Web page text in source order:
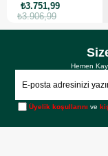
₺3.751,99
₺3.906,99
Hemen
Üyelik koşullarını ve